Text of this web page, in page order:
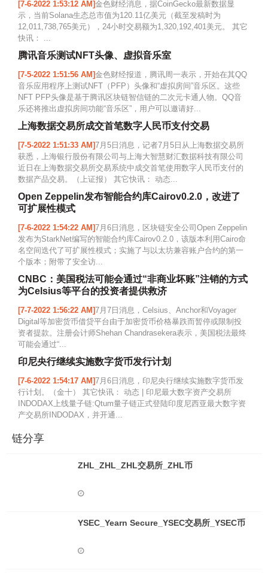
[7-6-2022 1:53:12 AM]金色财经消息，据CoinGecko最新数据显
示，当前Solana生态总市值为120.11亿美元（截至发稿时为
12,011,738,765美元），24小时交易额为1,320,192,401美元。 其它
快讯： ...
腾讯音乐测试NFT头像、虚拟音乐室
[7-5-2022 1:51:56 AM]金色财经报道，腾讯周一表示，开始在其QQ
音乐应用程序上测试NFT（PFP）头像和“虚拟房间”音乐区。这些
NFT PFP头像是基于腾讯区块链智信链的二次元卡通人物。QQ音
乐还将推出虚拟房间功能“音乐区”，用户可以邀请好...
上海数据交易所成交首笔数字人民币支付交易
[7-5-2022 1:51:33 AM]7月5日消息，记者7月5日从上海数据交易所
获悉，上海银行股份有限公司与上海大智慧财汇数据科技有限公司
近日在上海数据交易所交易系统中成交首笔使用数字人民币支付的
数据产品交易。（上证报） 其它快讯： 动态...
Open Zeppelin发布智能合约库Cairov0.2.0，改进了
可扩展性模式
[7-6-2022 1:54:22 AM]7月6日消息，区块链安全公司Open Zeppelin
发布为StarkNet编写的智能合约库Cairov0.2.0，该版本利用Cairo命
名空间迭代了可扩展性模式；实施了与以太坊兼容账户合约的第一
个版本；附带了安全访...
CNBC：美国税法可能会通过“非商业坏账”注销的方式
为Celsius等平台的投资者提供救济
[7-7-2022 1:56:22 AM]7月7日消息，Celsius、Anchor和Voyager
Digital等加密货币借贷平台由于加密货币价格暴跌而暂停或限制投
资者提款。注册会计师Shehan Chandrasekera表示，美国税法最终
可能会通过“...
印尼央行继续实施数字货币发行计划
[7-6-2022 1:54:17 AM]7月6日消息，印尼央行继续实施数字货币发
行计划。（金十） 其它快讯： 动态 | 印尼最大数字资产交易所
INDODAX上线量子链:Qtum量子链正式登陆印度尼西亚最大数字资
产交易所INDODAX，并开通...
链分享
ZHL_ZHL_ZHL交易所_ZHL币
YSEC_Yearn Secure_YSEC交易所_YSEC币